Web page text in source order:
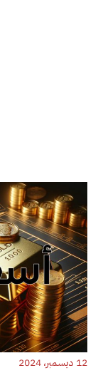
12 ديسمبر، 2024